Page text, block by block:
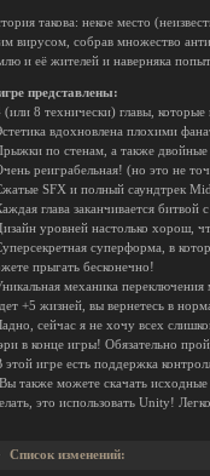
такова: некое место
вирусом, собрав множество
и её жителей и наверняка
представлены:
(или 8 технически) главы,
вдохновлена плохими
по стенам, а также
реиграбельная! (но это не
SFX и полный саундтрек
глава заканчивается
уровней настолько хорош,
суперформа, в
прыгать бесконечно!
механика
+5 жизней, вы вернетесь в
сейчас я не хочу всех
в конце игры! Обязательно
этой игре есть поддержка
также можете скачать
это использовать Unity!
Список изменений: